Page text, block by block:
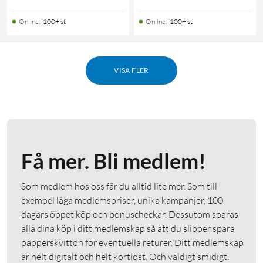
Online: 100+ st Online: 100+ st
VISA FLER
Få mer. Bli medlem!
Som medlem hos oss får du alltid lite mer. Som till
exempel låga medlemspriser, unika kampanjer, 100
dagars öppet köp och bonuscheckar. Dessutom sparas
alla dina köp i ditt medlemskap så att du slipper spara
papperskvitton för eventuella returer. Ditt medlemskap
är helt digitalt och helt kortlöst. Och väldigt smidigt.